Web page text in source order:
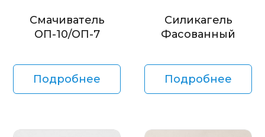
Смачиватель
ОП-10/ОП-7
Подробнее
Силикагель
Фасованный
Подробнее